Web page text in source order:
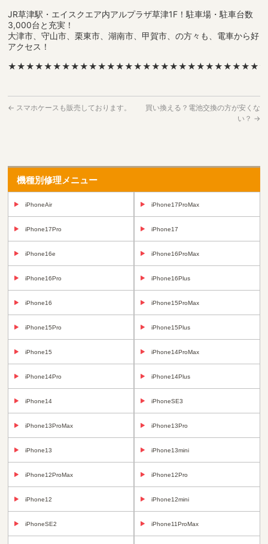
JR草津駅・エイスクエア内アルプラザ草津1F！駐車場・駐車台数
3,000台と充実！
大津市、守山市、栗東市、湖南市、甲賀市、の方々も、電車から好
アクセス！
← スマホケースも販売しております。
買い換える？電池交換の方が安くな
い？ →
機種別修理メニュー
iPhoneAir iPhone17ProMax
iPhone17Pro iPhone17
iPhone16e iPhone16ProMax
iPhone16Pro iPhone16Plus
iPhone16 iPhone15ProMax
iPhone15Pro iPhone15Plus
iPhone15 iPhone14ProMax
iPhone14Pro iPhone14Plus
iPhone14 iPhoneSE3
iPhone13ProMax iPhone13Pro
iPhone13 iPhone13mini
iPhone12ProMax iPhone12Pro
iPhone12 iPhone12mini
iPhoneSE2 iPhone11ProMax